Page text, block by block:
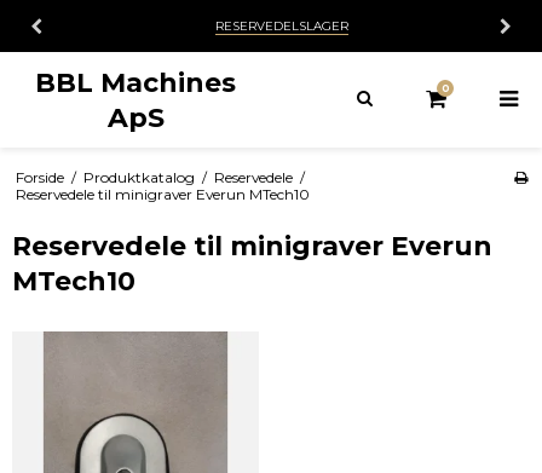
RESERVEDELSLAGER
BBL Machines
ApS
0
Forside / Produktkatalog / Reservedele /
Reservedele til minigraver Everun MTech10
Reservedele til minigraver Everun
MTech10